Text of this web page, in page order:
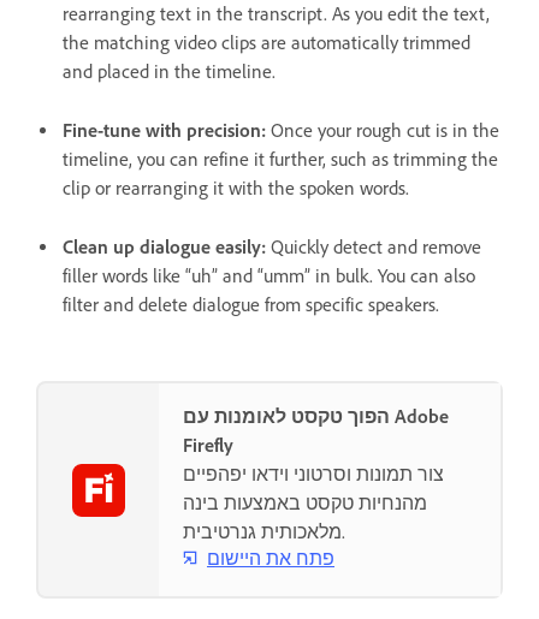
rearranging text in the transcript. As you edit the text,
the matching video clips are automatically trimmed
and placed in the timeline.
Fine-tune with precision: Once your rough cut is in the
timeline, you can refine it further, such as trimming the
clip or rearranging it with the spoken words.
Clean up dialogue easily: Quickly detect and remove
filler words like “uh” and “umm” in bulk. You can also
filter and delete dialogue from specific speakers.
הפוך טקסט לאומנות עם Adobe
Firefly
צור תמונות וסרטוני וידאו יפהפיים
מהנחיות טקסט באמצעות בינה
מלאכותית גנרטיבית.
פתח את היישום